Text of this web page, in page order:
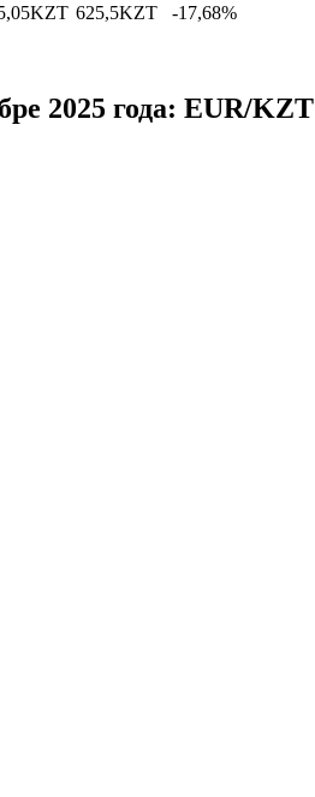
KZT 625,5KZT -17,68%
2025 года: EUR/KZT